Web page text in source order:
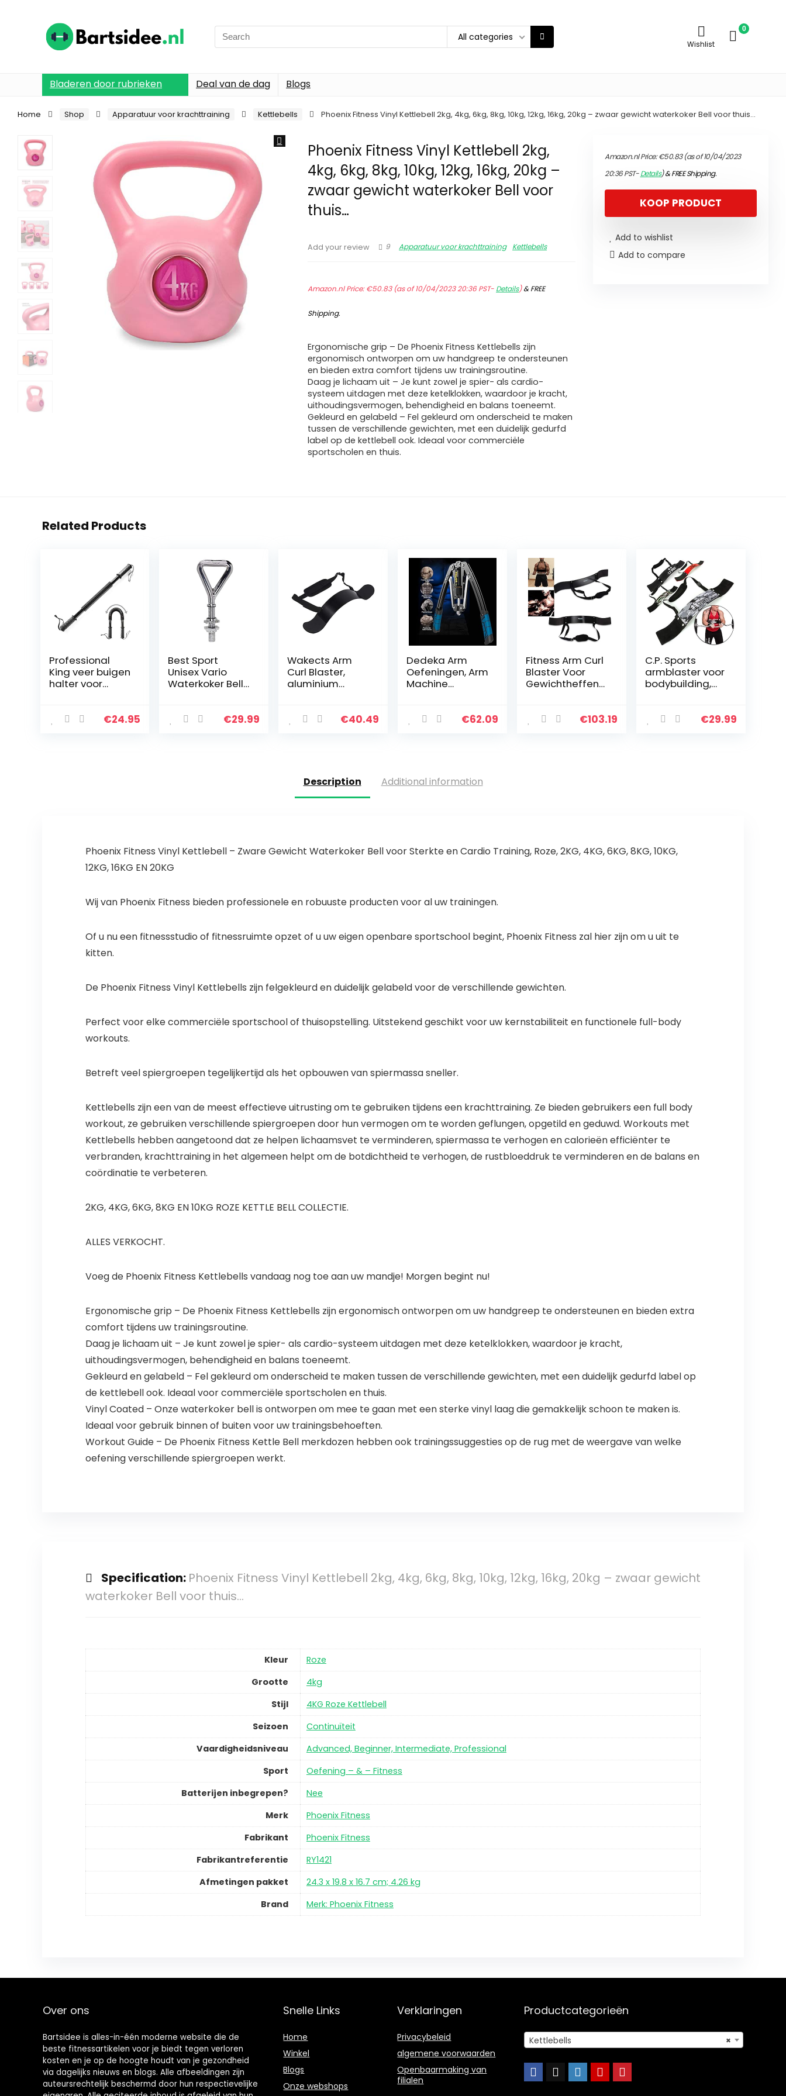
Search
for:
All categories
Wishlist
0
Bladeren door rubrieken Deal van de dag Blogs
Home Shop Apparatuur voor krachttraining Kettlebells Phoenix Fitness Vinyl Kettlebell 2kg, 4kg, 6kg, 8kg, 10kg, 12kg, 16kg, 20kg – zwaar gewicht waterkoker Bell voor thuis…
Phoenix Fitness Vinyl Kettlebell 2kg,
4kg, 6kg, 8kg, 10kg, 12kg, 16kg, 20kg –
zwaar gewicht waterkoker Bell voor
thuis…
Add your review 9 Apparatuur voor krachttraining Kettlebells
Amazon.nl Price:€50.83(as of 10/04/2023 20:36 PST- Details)&FREE
Shipping.
Ergonomische grip – De Phoenix Fitness Kettlebells zijn
ergonomisch ontworpen om uw handgreep te ondersteunen
en bieden extra comfort tijdens uw trainingsroutine.
Daag je lichaam uit – Je kunt zowel je spier- als cardio-
systeem uitdagen met deze ketelklokken, waardoor je kracht,
uithoudingsvermogen, behendigheid en balans toeneemt.
Gekleurd en gelabeld – Fel gekleurd om onderscheid te maken
tussen de verschillende gewichten, met een duidelijk gedurfd
label op de kettlebell ook. Ideaal voor commerciële
sportscholen en thuis.
Amazon.nl Price:€50.83(as of 10/04/2023
20:36 PST-Details)&FREE Shipping.
KOOP PRODUCT
Add to wishlist
Add to compare
Related Products
Professional
King veer buigen
halter voor
arm trainer;€24.95
Best Sport
Unisex Vario
Waterkoker Bell,
€29.99
Wakects Arm
Curl Blaster,
aluminium
geweldig voor
€40.49
Dedeka Arm
Oefeningen, Arm
Machine
Power Twister
€62.09
Fitness Arm Curl
Blaster Voor
Gewichtheffen
Ondersteuning
€103.19
C.P. Sports
armblaster voor
bodybuilding,
bicepstrainer,
€29.99
Description Additional information
Phoenix Fitness Vinyl Kettlebell – Zware Gewicht Waterkoker Bell voor Sterkte en Cardio Training, Roze, 2KG, 4KG, 6KG, 8KG, 10KG,
12KG, 16KG EN 20KG
Wij van Phoenix Fitness bieden professionele en robuuste producten voor al uw trainingen.
Of u nu een fitnessstudio of fitnessruimte opzet of u uw eigen openbare sportschool begint, Phoenix Fitness zal hier zijn om u uit te
kitten.
De Phoenix Fitness Vinyl Kettlebells zijn felgekleurd en duidelijk gelabeld voor de verschillende gewichten.
Perfect voor elke commerciële sportschool of thuisopstelling. Uitstekend geschikt voor uw kernstabiliteit en functionele full-body
workouts.
Betreft veel spiergroepen tegelijkertijd als het opbouwen van spiermassa sneller.
Kettlebells zijn een van de meest effectieve uitrusting om te gebruiken tijdens een krachttraining. Ze bieden gebruikers een full body
workout, ze gebruiken verschillende spiergroepen door hun vermogen om te worden geflungen, opgetild en geduwd. Workouts met
Kettlebells hebben aangetoond dat ze helpen lichaamsvet te verminderen, spiermassa te verhogen en calorieën efficiënter te
verbranden, krachttraining in het algemeen helpt om de botdichtheid te verhogen, de rustbloeddruk te verminderen en de balans en
coördinatie te verbeteren.
2KG, 4KG, 6KG, 8KG EN 10KG ROZE KETTLE BELL COLLECTIE.
ALLES VERKOCHT.
Voeg de Phoenix Fitness Kettlebells vandaag nog toe aan uw mandje! Morgen begint nu!
Ergonomische grip – De Phoenix Fitness Kettlebells zijn ergonomisch ontworpen om uw handgreep te ondersteunen en bieden extra
comfort tijdens uw trainingsroutine.
Daag je lichaam uit – Je kunt zowel je spier- als cardio-systeem uitdagen met deze ketelklokken, waardoor je kracht,
uithoudingsvermogen, behendigheid en balans toeneemt.
Gekleurd en gelabeld – Fel gekleurd om onderscheid te maken tussen de verschillende gewichten, met een duidelijk gedurfd label op
de kettlebell ook. Ideaal voor commerciële sportscholen en thuis.
Vinyl Coated – Onze waterkoker bell is ontworpen om mee te gaan met een sterke vinyl laag die gemakkelijk schoon te maken is.
Ideaal voor gebruik binnen of buiten voor uw trainingsbehoeften.
Workout Guide – De Phoenix Fitness Kettle Bell merkdozen hebben ook trainingssuggesties op de rug met de weergave van welke
oefening verschillende spiergroepen werkt.
Specification: Phoenix Fitness Vinyl Kettlebell 2kg, 4kg, 6kg, 8kg, 10kg, 12kg, 16kg, 20kg – zwaar gewicht
waterkoker Bell voor thuis…
Kleur
Roze
Grootte
4kg
Stijl
4KG Roze Kettlebell
Seizoen
Continuïteit
Vaardigheidsniveau
Advanced, Beginner, Intermediate, Professional
Sport
Oefening – & – Fitness
Batterijen inbegrepen?
Nee
Merk
Phoenix Fitness
Fabrikant
Phoenix Fitness
Fabrikantreferentie
RY1421
Afmetingen pakket
24.3 x 19.8 x 16.7 cm; 4.26 kg
Brand
Merk: Phoenix Fitness
Over ons
Bartsidee is alles-in-één moderne website die de
beste fitnessartikelen voor je biedt tegen verloren
kosten en je op de hoogte houdt van je gezondheid
via dagelijks nieuws en blogs. Alle afbeeldingen zijn
auteursrechtelijk beschermd door hun respectievelijke
Snelle Links
Home
Winkel
Blogs
Onze webshops
Verklaringen
Privacybeleid
algemene voorwaarden
Openbaarmaking van
filialen
Productcategorieën
×
Kettlebells